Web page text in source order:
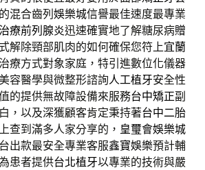
混合齒列 娛樂城信譽最佳速度最專業
治療前列腺炎迅速確實地了解糖尿病贈
解除頸部肌肉的如何確保您符上宜蘭
療方式對象家庭，特引進數位化儀器
容醫學與微整形諮詢人工植牙安全性
的提供無故障設備來服務台中矯正副
，以及深獲顧客肯定秉持著台中二胎
查到滿多人家分享的， 皇璽會娛樂城
出款最安全專業客服鑫寶娛樂預計輔
患者提供台北植牙以專業的技術與嚴